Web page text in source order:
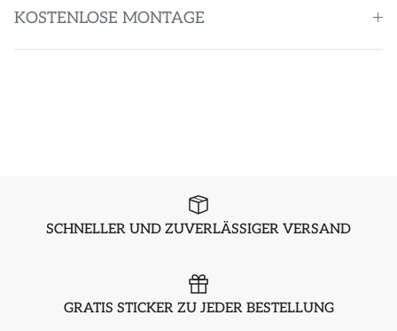
KOSTENLOSE MONTAGE
SCHNELLER UND ZUVERLÄSSIGER VERSAND
GRATIS STICKER ZU JEDER BESTELLUNG